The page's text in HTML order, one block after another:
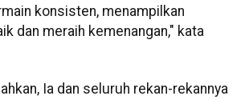
konsisten, menampilkan
dan meraih kemenangan," kata
Ia dan seluruh rekan-rekannya